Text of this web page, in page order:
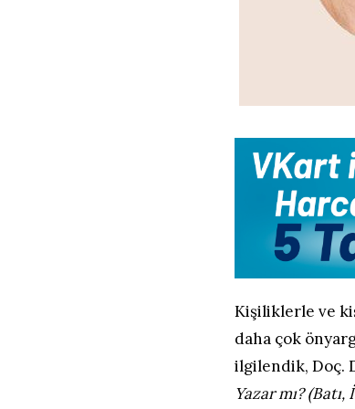
Kişiliklerle ve
daha çok
ilgilendik, Doç.
Yazar mı?